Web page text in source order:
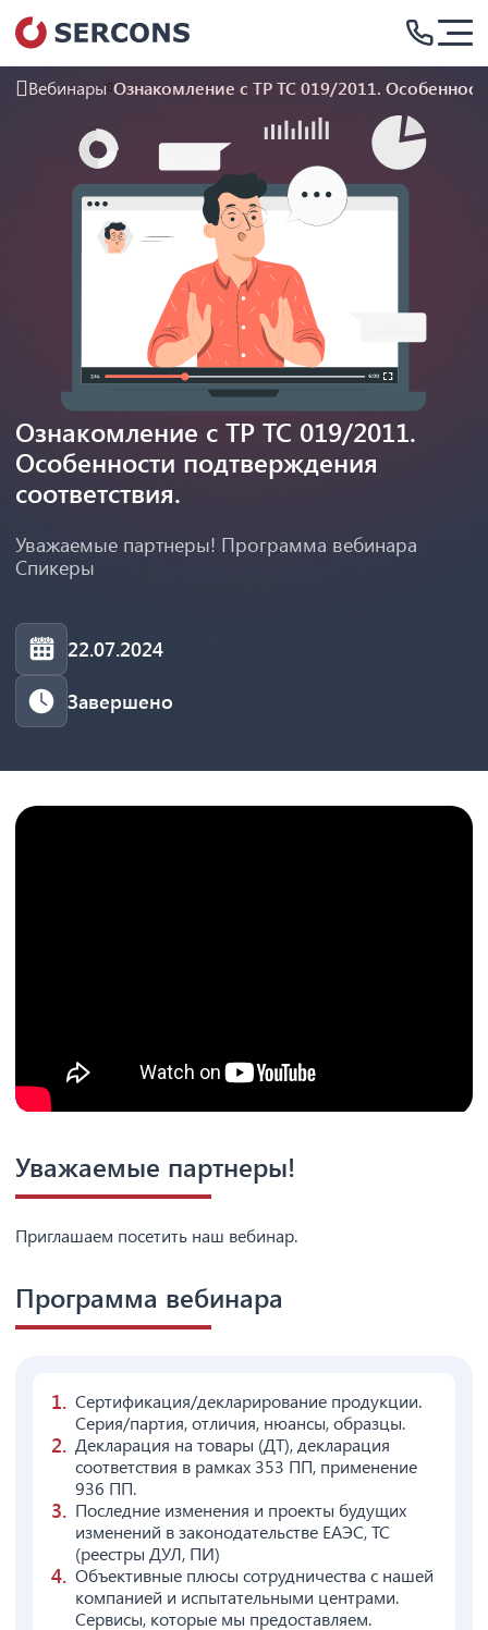
Вебинары Ознакомление с ТР ТС 019/2011.
Ознакомление с ТР ТС 019/2011.
Особенности подтверждения
соответствия.
Уважаемые партнеры! Программа вебинара
Спикеры
22.07.2024
Завершено
Уважаемые партнеры!
Приглашаем посетить наш вебинар.
Программа вебинара
Сертификация/декларирование продукции.
Серия/партия, отличия, нюансы, образцы.
Декларация на товары (ДТ), декларация
соответствия в рамках 353 ПП, применение
936 ПП.
Последние изменения и проекты будущих
изменений в законодательстве ЕАЭС, ТС
(реестры ДУЛ, ПИ)
Объективные плюсы сотрудничества с нашей
компанией и испытательными центрами.
Сервисы, которые мы предоставляем.